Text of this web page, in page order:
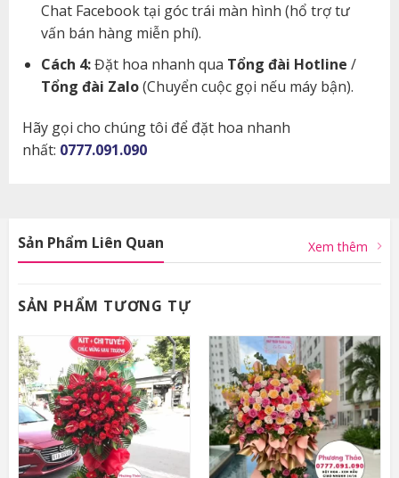
Chat Facebook tại góc trái màn hình (hổ trợ tư
vấn bán hàng miễn phí).
Cách 4:Đặt hoa nhanh qua Tổng đài Hotline /
Tổng đài Zalo(Chuyển cuộc gọi nếu máy bận).
Hãy gọi cho chúng tôi để đặt hoa nhanh
nhất: 0777.091.090
Sản Phẩm Liên Quan Xem thêm
SẢN PHẨM TƯƠNG TỰ